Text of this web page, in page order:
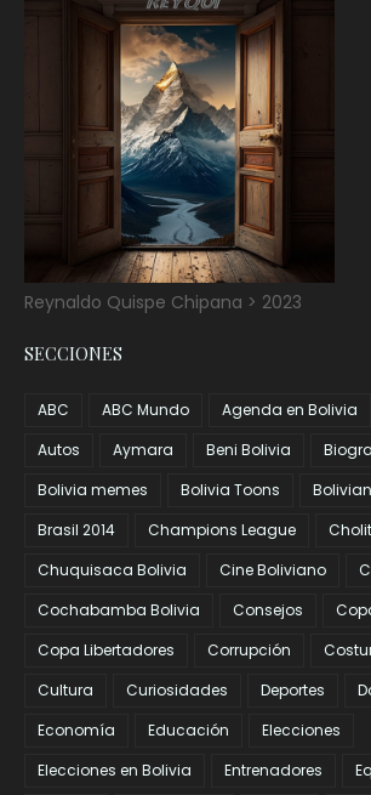
Reynaldo Quispe Chipana > 2023
SECCIONES
ABC ABC Mundo Agenda en Bolivia
Autos
Aymara Beni Bolivia
Bolivia memes
Bolivia Toons
Brasil 2014
Champions League
Chuquisaca Bolivia
Cine Boliviano
Cochabamba Bolivia
Consejos
Copa Libertadores
Corrupción
Cultura
Curiosidades Deportes
Economía
Educación
Elecciones
Elecciones en Bolivia
Entrenadores